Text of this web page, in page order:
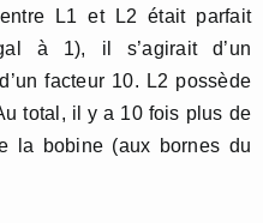
L1 et L2 était parfait
à 1), il s’agirait d’un
facteur 10. L2 possède
total, il y a 10 fois plus de
la bobine (aux bornes du